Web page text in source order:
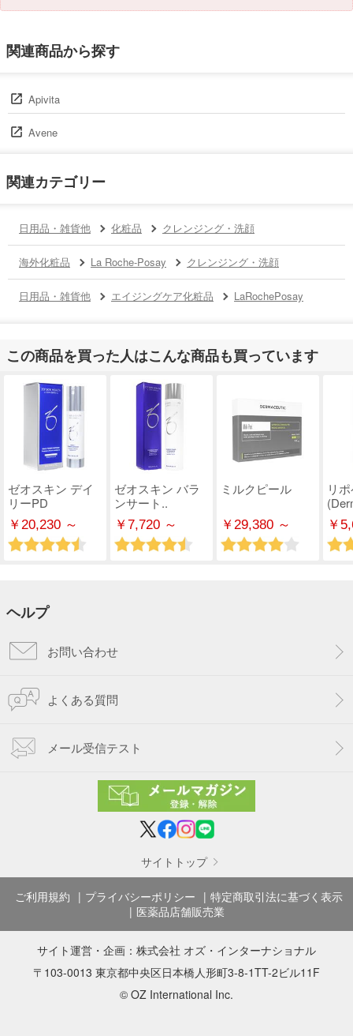
関連商品から探す
Apivita
Avene
関連カテゴリー
日用品・雑貨他 化粧品 クレンジング・洗顔
海外化粧品 La Roche-Posay クレンジング・洗顔
日用品・雑貨他 エイジングケア化粧品 LaRochePosay
この商品を買った人はこんな商品も買っています
ゼオスキン デイ
リーPD
￥20,230 ～
ゼオスキン バラ
ンサート..
￥7,720 ～
ミルクピール
￥29,380 ～
リ
￥
ヘルプ
お問い合わせ
よくある質問
メール受信テスト
サイトトップ
ご利用規約 プライバシーポリシー
特定商取引法に基づく表示
医薬品店舗販売業
サイト運営・企画： 株式会社 オズ・インターナショナル
〒103-0013 東京都中央区日本橋人形町3-8-1TT-2ビル11F
© OZ International Inc.